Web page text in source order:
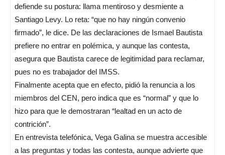
defiende su postura: llama mentiroso y desmiente a
Santiago Levy. Lo reta: “que no hay ningún convenio
firmado”, le dice. De las declaraciones de Ismael Bautista
prefiere no entrar en polémica, y aunque las contesta,
asegura que Bautista carece de legitimidad para reclamar,
pues no es trabajador del IMSS.
Finalmente acepta que en efecto, pidió la renuncia a los
miembros del CEN, pero indica que es “normal” y que lo
hizo para que le demostraran “lealtad en un acto de
contrición”.
En entrevista telefónica, Vega Galina se muestra accesible
a las preguntas y todas las contesta, aunque advierte que